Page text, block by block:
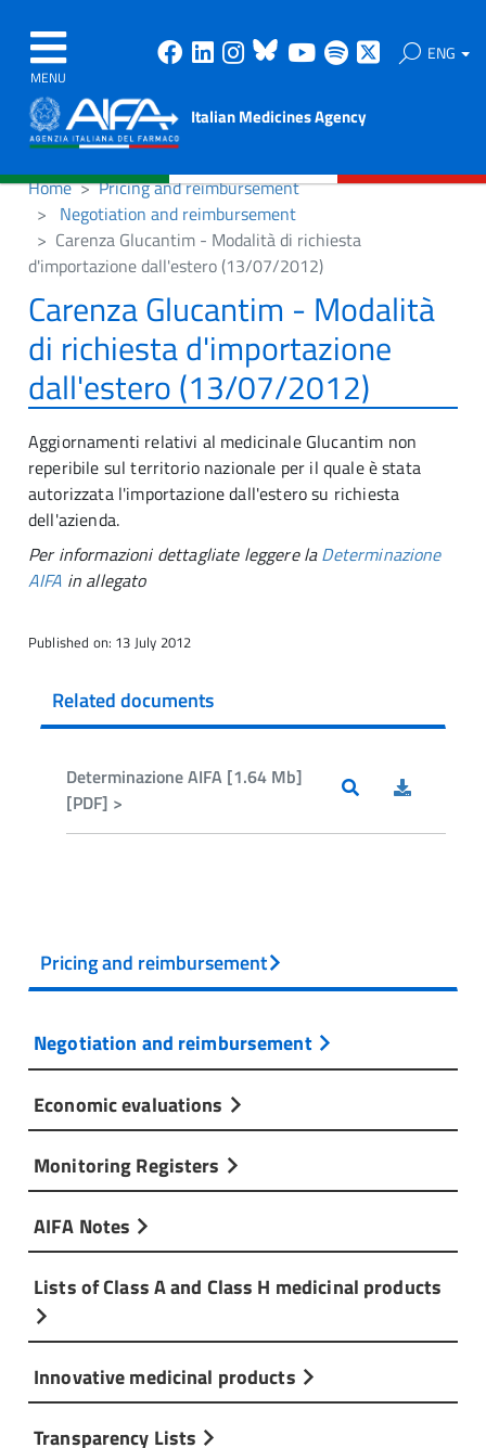
MENU
Facebook
Linkedin
Instagram
Bluesky
Youtube
Spotify ENG
Italian Medicines Agency
Home
Pricing and reimbursement
Negotiation and reimbursement
Carenza Glucantim - Modalità di richiesta
d'importazione dall'estero (13/07/2012)
Carenza Glucantim - Modalità
di richiesta d'importazione
dall'estero (13/07/2012)
Aggiornamenti relativi al medicinale Glucantim non
reperibile sul territorio nazionale per il quale è stata
autorizzata l'importazione dall'estero su richiesta
dell'azienda.
Per informazioni dettagliate leggere laDeterminazione
AIFA in allegato
Published on: 13 July 2012
Related documents
Determinazione AIFA [1.64 Mb]
[PDF] >
Pricing and reimbursement
Negotiation and reimbursement
Economic evaluations
Monitoring Registers
AIFA Notes
Lists of Class A and Class H medicinal products
Innovative medicinal products
Transparency Lists